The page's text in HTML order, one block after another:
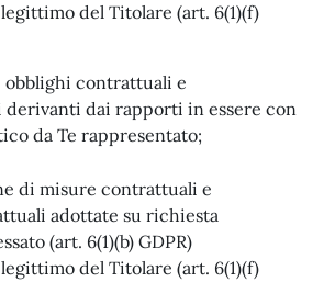
del Titolare (art. 6(1)(f)
obblighi contrattuali e
dai rapporti in essere con
da Te rappresentato;
di misure contrattuali e
adottate su richiesta
(art. 6(1)(b) GDPR)
del Titolare (art. 6(1)(f)